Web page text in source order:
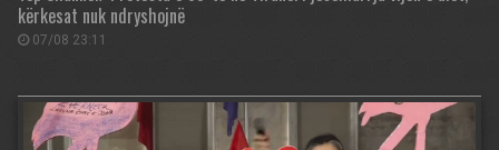
kërkesat nuk ndryshojnë
07/08 23:11